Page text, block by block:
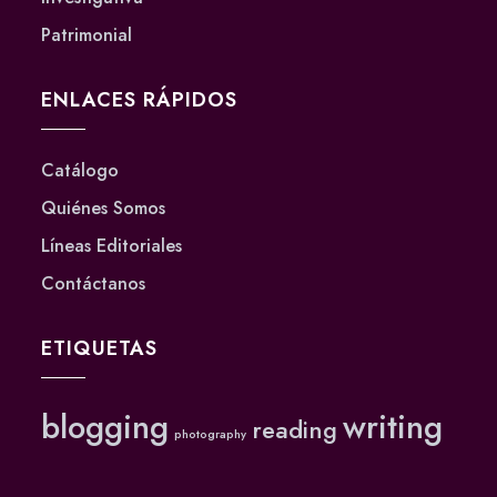
Patrimonial
ENLACES RÁPIDOS
Catálogo
Quiénes Somos
Líneas Editoriales
Contáctanos
ETIQUETAS
blogging photography reading writing